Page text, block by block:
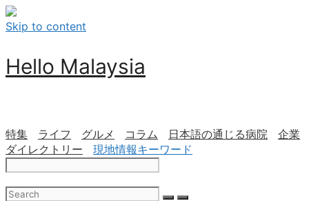
Skip to content
Hello Malaysia
特集 ライフ グルメ コラム 日本語の通じる病院
企業
ダイレクトリー
現地情報キーワード